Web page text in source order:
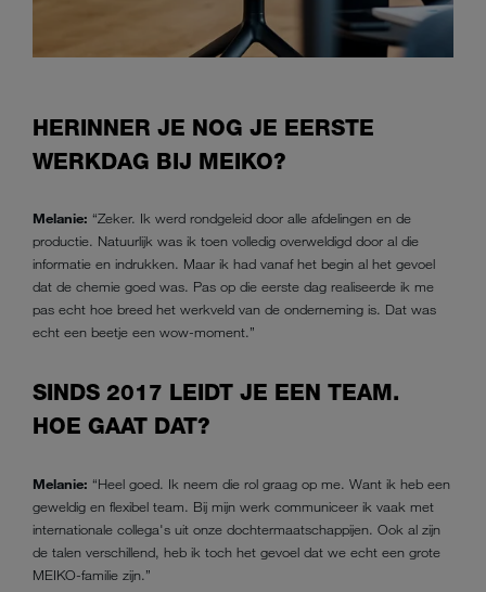
HERINNER JE NOG JE EERSTE
WERKDAG BIJ MEIKO?
Melanie: “Zeker. Ik werd rondgeleid door alle afdelingen en de
productie. Natuurlijk was ik toen volledig overweldigd door al die
informatie en indrukken. Maar ik had vanaf het begin al het gevoel
dat de chemie goed was. Pas op die eerste dag realiseerde ik me
pas echt hoe breed het werkveld van de onderneming is. Dat was
echt een beetje een wow-moment.”
SINDS 2017 LEIDT JE EEN TEAM.
HOE GAAT DAT?
Melanie: “Heel goed. Ik neem die rol graag op me. Want ik heb een
geweldig en flexibel team. Bij mijn werk communiceer ik vaak met
internationale collega's uit onze dochtermaatschappijen. Ook al zijn
de talen verschillend, heb ik toch het gevoel dat we echt een grote
MEIKO-familie zijn.”